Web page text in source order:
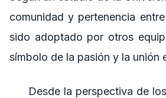
comunidad y pertenencia
sido adoptado por otros
símbolo de la pasión y la unión
Desde la perspectiva de